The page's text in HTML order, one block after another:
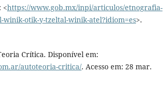
<https://www.gob.mx/inpi/articulos/etnografia-
winik-otik-y-tzeltal-winik-atel?idiom=es>.
Crítica. Disponível em:
autoteoria-critica/. Acesso em: 28 mar.